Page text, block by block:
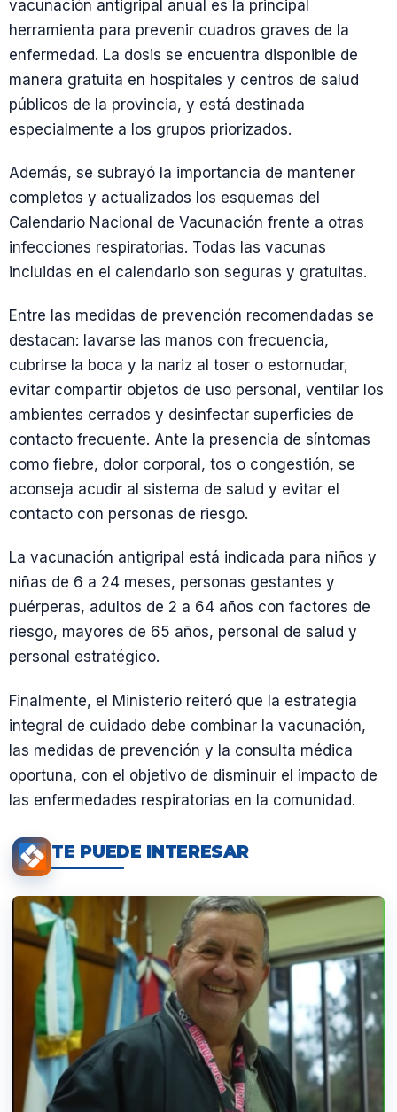
vacunación antigripal anual es la principal
herramienta para prevenir cuadros graves de la
enfermedad. La dosis se encuentra disponible de
manera gratuita en hospitales y centros de salud
públicos de la provincia, y está destinada
especialmente a los grupos priorizados.
Además, se subrayó la importancia de mantener
completos y actualizados los esquemas del
Calendario Nacional de Vacunación frente a otras
infecciones respiratorias. Todas las vacunas
incluidas en el calendario son seguras y gratuitas.
Entre las medidas de prevención recomendadas se
destacan: lavarse las manos con frecuencia,
cubrirse la boca y la nariz al toser o estornudar,
evitar compartir objetos de uso personal, ventilar los
ambientes cerrados y desinfectar superficies de
contacto frecuente. Ante la presencia de síntomas
como fiebre, dolor corporal, tos o congestión, se
aconseja acudir al sistema de salud y evitar el
contacto con personas de riesgo.
La vacunación antigripal está indicada para niños y
niñas de 6 a 24 meses, personas gestantes y
puérperas, adultos de 2 a 64 años con factores de
riesgo, mayores de 65 años, personal de salud y
personal estratégico.
Finalmente, el Ministerio reiteró que la estrategia
integral de cuidado debe combinar la vacunación,
las medidas de prevención y la consulta médica
oportuna, con el objetivo de disminuir el impacto de
las enfermedades respiratorias en la comunidad.
TE PUEDE INTERESAR